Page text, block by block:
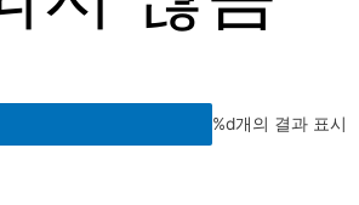
%d개의 결과 표시